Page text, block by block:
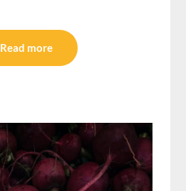
Read more